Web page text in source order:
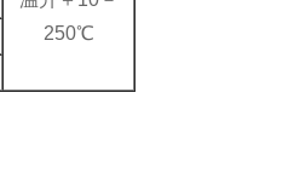
250℃